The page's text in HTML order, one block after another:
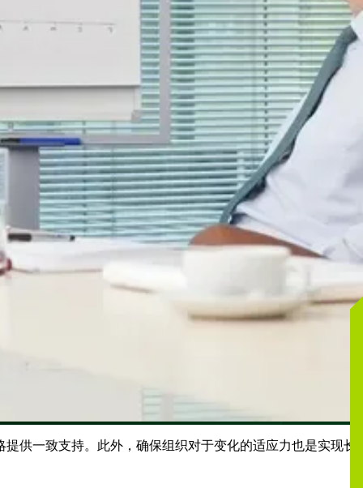
供一致支持。此外，确保组织对于变化的适应力也是实现长